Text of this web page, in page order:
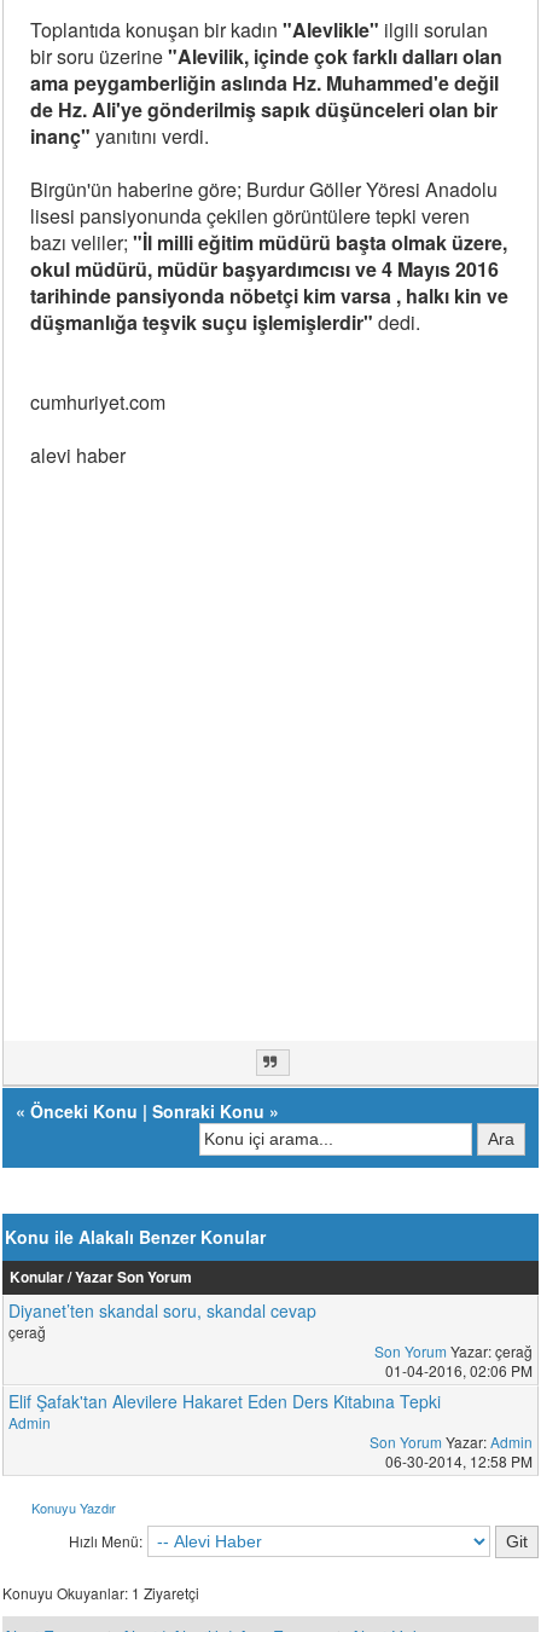
Toplantıda konuşan bir kadın "Alevlikle" ilgili sorulan
bir soru üzerine"Alevilik, içinde çok farklı dalları olan
ama peygamberliğin aslında Hz. Muhammed'e değil
de Hz. Ali'ye gönderilmiş sapık düşünceleri olan bir
inanç" yanıtını verdi.
Birgün'ün haberine göre; Burdur Göller Yöresi Anadolu
lisesi pansiyonunda çekilen görüntülere tepki veren
bazı veliler; "İl milli eğitim müdürü başta olmak üzere,
okul müdürü, müdür başyardımcısı ve 4 Mayıs 2016
tarihinde pansiyonda nöbetçi kim varsa , halkı kin ve
düşmanlığa teşvik suçu işlemişlerdir" dedi.
cumhuriyet.com
alevi haber
«Önceki Konu |Sonraki Konu »
Konu ile Alakalı Benzer Konular
Konular / YazarSon Yorum
Diyanet’ten skandal soru, skandal cevap
çerağ
Son Yorum Yazar: çerağ
01-04-2016, 02:06 PM
Elif Şafak'tan Alevilere Hakaret Eden Ders Kitabına Tepki
Admin
Son Yorum Yazar:Admin
06-30-2014, 12:58 PM
Konuyu Yazdır
Hızlı Menü:
Konuyu Okuyanlar: 1 Ziyaretçi